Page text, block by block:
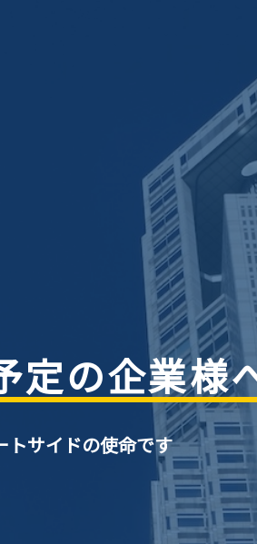
定の企業様
トサイドの使命です